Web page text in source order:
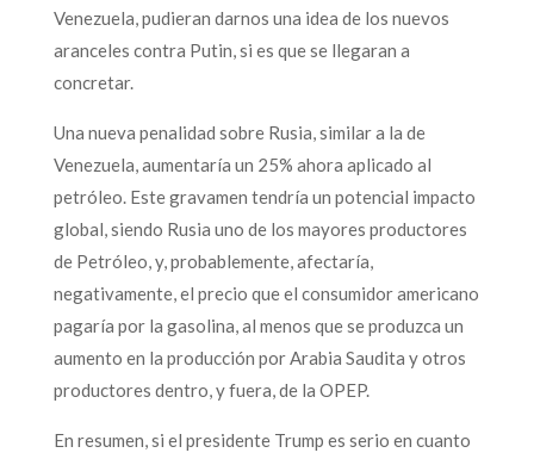
Venezuela, pudieran darnos una idea de los nuevos
aranceles contra Putin, si es que se llegaran a
concretar.
Una nueva penalidad sobre Rusia, similar a la de
Venezuela, aumentaría un 25% ahora aplicado al
petróleo. Este gravamen tendría un potencial impacto
global, siendo Rusia uno de los mayores productores
de Petróleo, y, probablemente, afectaría,
negativamente, el precio que el consumidor americano
pagaría por la gasolina, al menos que se produzca un
aumento en la producción por Arabia Saudita y otros
productores dentro, y fuera, de la OPEP.
En resumen, si el presidente Trump es serio en cuanto